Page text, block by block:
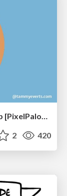
The Hidden Cost of Media on the Web [PixelPalooza 2025]
2 420